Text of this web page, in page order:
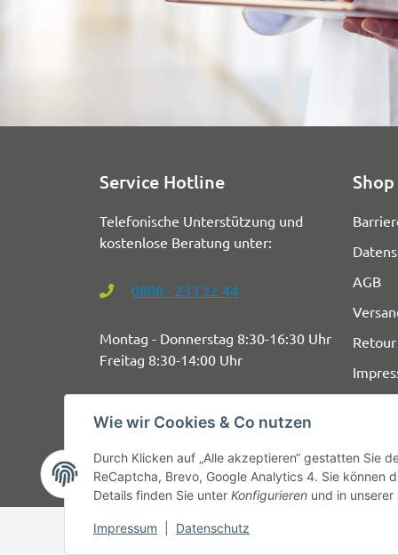
Wie wir Cookies & Co nutzen
Durch Klicken auf „Alle akzeptieren“ gestatten Sie
ReCaptcha, Brevo, Google Analytics 4. Sie können
Details finden Sie unter Konfigurieren und in unserer
Impressum Datenschutz
Service Hotline
Telefonische Unterstützung und
kostenlose Beratung unter:
0800 - 233 22 44
Montag - Donnerstag 8:30-16:30 Uhr
Freitag 8:30-14:00 Uhr
AGB
Retour